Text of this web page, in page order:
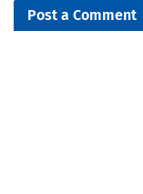
Post a Comment